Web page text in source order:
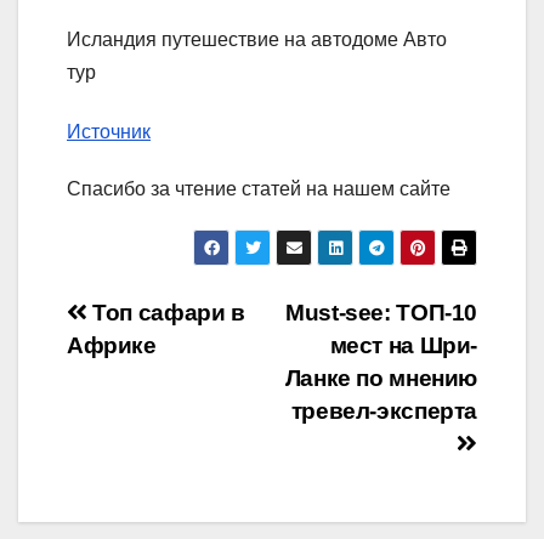
Исландия путешествие на автодоме Авто
тур
Источник
Спасибо за чтение статей на нашем сайте
Навигация
по
Must-see: ТОП-10
мест на Шри-
Ланке по мнению
тревел-эксперта
Топ сафари в
Африке